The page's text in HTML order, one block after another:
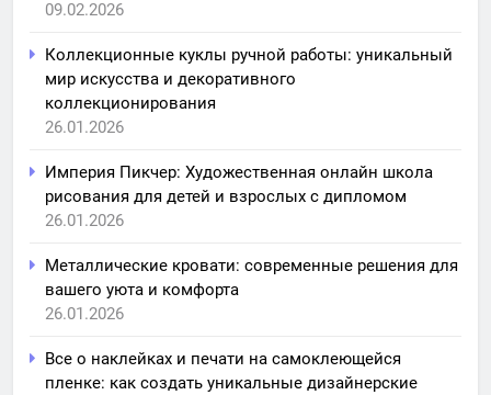
09.02.2026
Коллекционные куклы ручной работы: уникальный
мир искусства и декоративного
коллекционирования
26.01.2026
Империя Пикчер: Художественная онлайн школа
рисования для детей и взрослых с дипломом
26.01.2026
Металлические кровати: современные решения для
вашего уюта и комфорта
26.01.2026
Все о наклейках и печати на самоклеющейся
пленке: как создать уникальные дизайнерские